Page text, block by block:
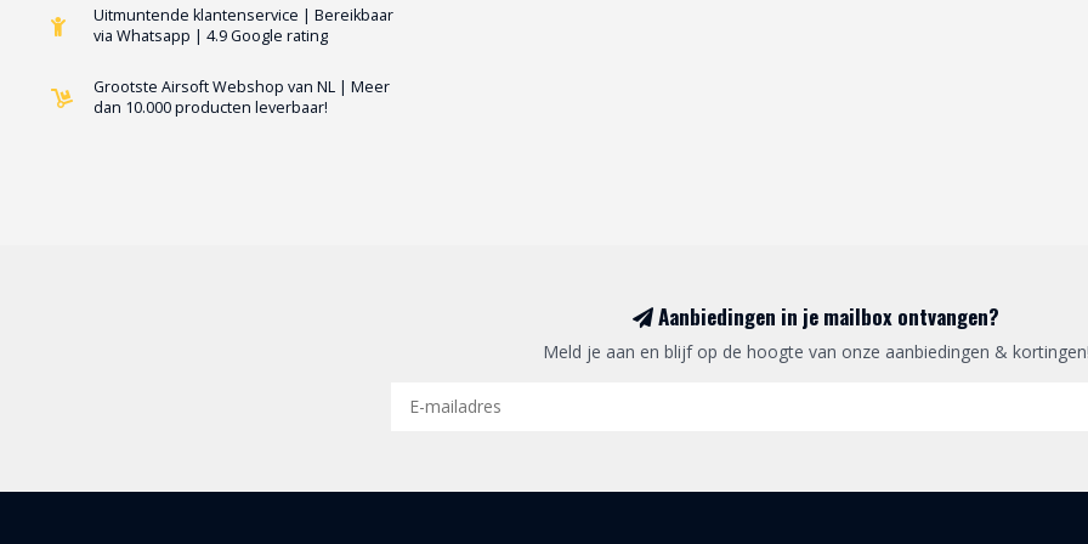
Uitmuntende klantenservice | Bereikbaar
via Whatsapp | 4.9 Google rating
Grootste Airsoft Webshop van NL | Meer
dan 10.000 producten leverbaar!
Aanbiedingen in je mailbox ontvangen?
Meld je aan en blijf op de hoogte van onze aanbiedingen & kortingen!